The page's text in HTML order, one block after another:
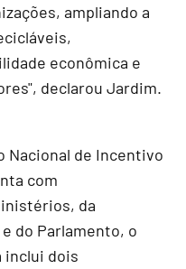
ampliando a
econômica e
declarou Jardim.
Nacional de Incentivo
com
da
do Parlamento, o
inclui dois